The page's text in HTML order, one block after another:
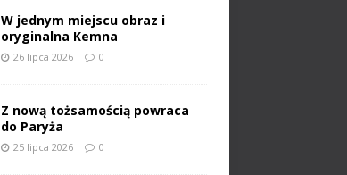
W jednym miejscu obraz i
oryginalna Kemna
26 lipca 2026 0
Z nową tożsamością powraca
do Paryża
25 lipca 2026 0